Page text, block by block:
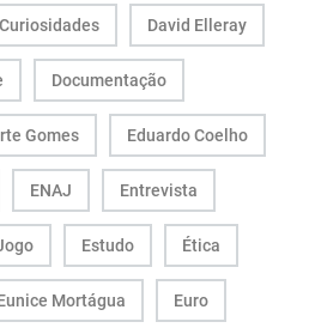
Curiosidades David Elleray
Documentação
Gomes Eduardo Coelho
ENAJ Entrevista
Estudo Ética
Mortágua Euro